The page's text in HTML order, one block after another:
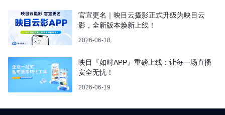
官宣更名｜映目云摄影正式升级为映目云
影，全新版本焕新上线！
2026-06-18
映目『如时APP』重磅上线：让每一场直播
安全无忧！
2026-06-19